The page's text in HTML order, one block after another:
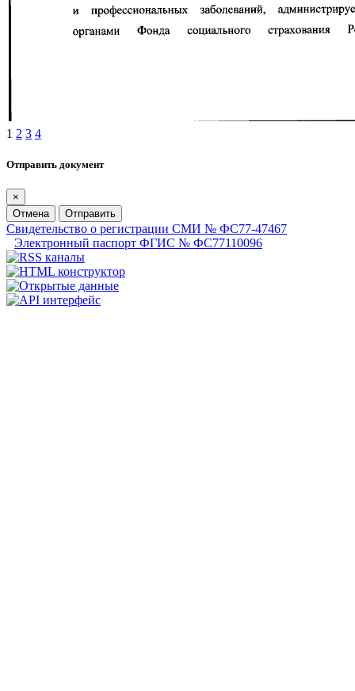
1 2 3 4
Отправить документ
×
Отмена
Отправить
Свидетельство о регистрации СМИ № ФС77-47467
Электронный паспорт ФГИС № ФС77110096